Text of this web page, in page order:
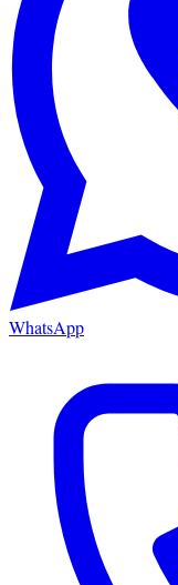
WhatsApp